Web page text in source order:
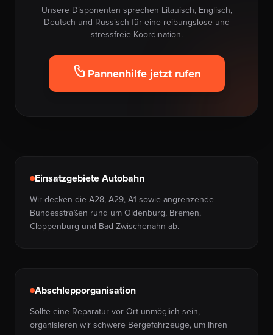
Unsere Disponenten sprechen Litauisch, Englisch,
Deutsch und Russisch für eine reibungslose und
stressfreie Koordination.
Pannenhilfe jetzt rufen
Einsatzgebiete Autobahn
Wir decken die A28, A29, A1 sowie angrenzende
Bundesstraßen rund um Oldenburg, Bremen,
Cloppenburg und Bad Zwischenahn ab.
Abschlepporganisation
Sollte eine Reparatur vor Ort unmöglich sein,
organisieren wir schwere Bergefahrzeuge, um Ihren